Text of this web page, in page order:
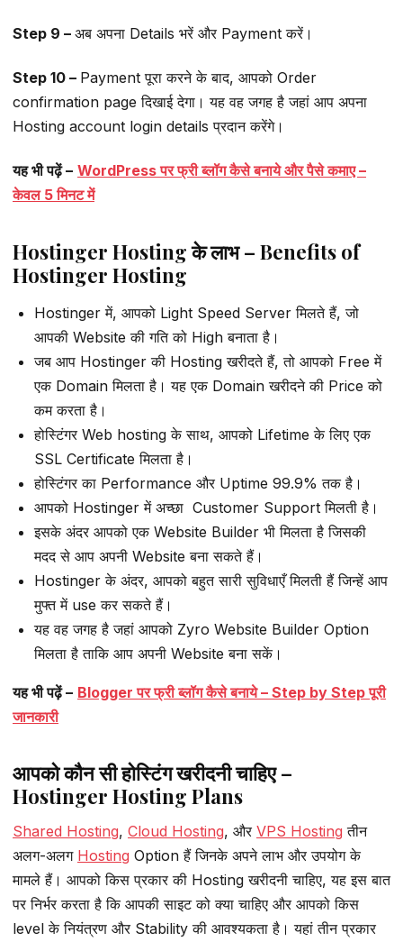
Step 9 – अब अपना Details भरें और Payment करें।
Step 10 – Payment पूरा करने के बाद, आपको Order
confirmation page दिखाई देगा। यह वह जगह है जहां आप अपना
Hosting account login details प्रदान करेंगे।
यह भी पढ़ें – WordPress पर फ्री ब्लॉग कैसे बनाये और पैसे कमाए –
केवल 5 मिनट में
Hostinger Hosting के लाभ – Benefits of
Hostinger Hosting
Hostinger में, आपको Light Speed Server मिलते हैं, जो
आपकी Website की गति को High बनाता है।
जब आप Hostinger की Hosting खरीदते हैं, तो आपको Free में
एक Domain मिलता है। यह एक Domain खरीदने की Price को
कम करता है।
होस्टिंगर Web hosting के साथ, आपको Lifetime के लिए एक
SSL Certificate मिलता है।
होस्टिंगर का Performance और Uptime 99.9% तक है।
आपको Hostinger में अच्छा Customer Support मिलती है।
इसके अंदर आपको एक Website Builder भी मिलता है जिसकी
मदद से आप अपनी Website बना सकते हैं।
Hostinger के अंदर, आपको बहुत सारी सुविधाएँ मिलती हैं जिन्हें आप
मुफ्त में use कर सकते हैं।
यह वह जगह है जहां आपको Zyro Website Builder Option
मिलता है ताकि आप अपनी Website बना सकें।
यह भी पढ़ें – Blogger पर फ्री ब्लॉग कैसे बनाये – Step by Step पूरी
जानकारी
आपको कौन सी होस्टिंग खरीदनी चाहिए –
Hostinger Hosting Plans
Shared Hosting, Cloud Hosting, और VPS Hosting तीन
अलग-अलग Hosting Option हैं जिनके अपने लाभ और उपयोग के
मामले हैं। आपको किस प्रकार की Hosting खरीदनी चाहिए, यह इस बात
पर निर्भर करता है कि आपकी साइट को क्या चाहिए और आपको किस
level के नियंत्रण और Stability की आवश्यकता है। यहां तीन प्रकार